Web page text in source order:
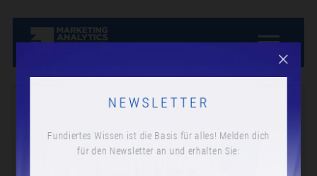
KURZE PAUSE
NEWSLETTER
Fundiertes Wissen ist die Basis für alles! Melden dich
für den Newsletter an und erhalten Sie: